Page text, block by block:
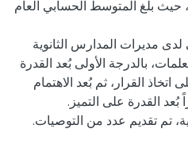
بلغ المتوسط الحسابي العام
مديرات المدارس الثانوية
بالدرجة الأولى بُعد القدرة
اتخاذ القرار، ثم بُعد الاهتمام
تم تقديم عدد من التوصيات.